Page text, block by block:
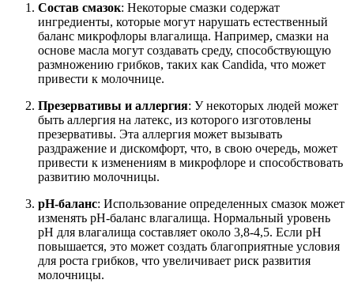
Состав смазок: Некоторые смазки содержат
ингредиенты, которые могут нарушать естественный
баланс микрофлоры влагалища. Например, смазки на
основе масла могут создавать среду, способствующую
размножению грибков, таких как Candida, что может
привести к молочнице.
Презервативы и аллергия: У некоторых людей может
быть аллергия на латекс, из которого изготовлены
презервативы. Эта аллергия может вызывать
раздражение и дискомфорт, что, в свою очередь, может
привести к изменениям в микрофлоре и способствовать
развитию молочницы.
pH-баланс: Использование определенных смазок может
изменять pH-баланс влагалища. Нормальный уровень
pH для влагалища составляет около 3,8-4,5. Если pH
повышается, это может создать благоприятные условия
для роста грибков, что увеличивает риск развития
молочницы.